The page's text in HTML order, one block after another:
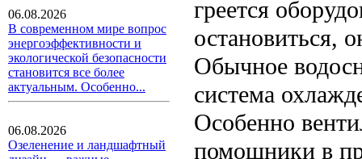
06.08.2026
В современном мире вопрос
энергоэффективности и
экологической безопасности
становится все более
актуальным. Особенно...
06.08.2026
Озеленение и ландшафтный
греется
остановиться,
Обычное
система
Особенно
помощники в